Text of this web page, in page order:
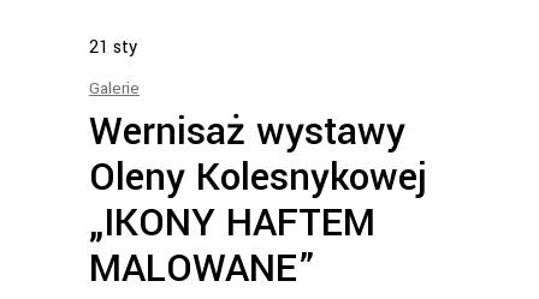
21 sty
Galerie
Wernisaż wystawy
Oleny Kolesnykowej
„IKONY HAFTEM
MALOWANE”